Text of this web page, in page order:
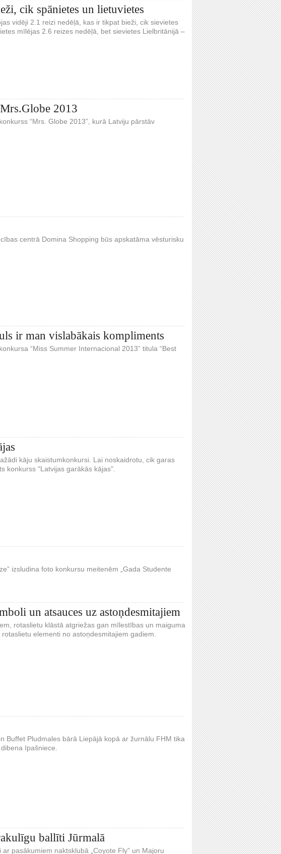
cik spānietes un lietuvietes
vidēji 2.1 reizi nedēļā, kas ir tikpat bieži, cik sievietes
mīlējas 2.6 reizes nedēļā, bet sievietes Lielbritānijā –
2013
“Mrs. Globe 2013”, kurā Latviju pārstāv
centrā Domina Shopping būs apskatāma vēsturisku
ir man vislabākais kompliments
“Miss Summer Internacional 2013” titula “Best
kāju skaistumkonkursi. Lai noskaidrotu, cik garas
konkurss "Latvijas garākās kājas".
izsludina foto konkursu meitenēm „Gada Studente
un atsauces uz astoņdesmitajiem
rotaslietu klāstā atgriežas gan mīlestības un maiguma
elementi no astoņdesmitajiem gadiem.
Buffet Pludmales bārā Liepājā kopā ar žurnālu FHM tika
īpašniece.
ballīti Jūrmalā
pasākumiem naktsklubā „Coyote Fly” un Majoru